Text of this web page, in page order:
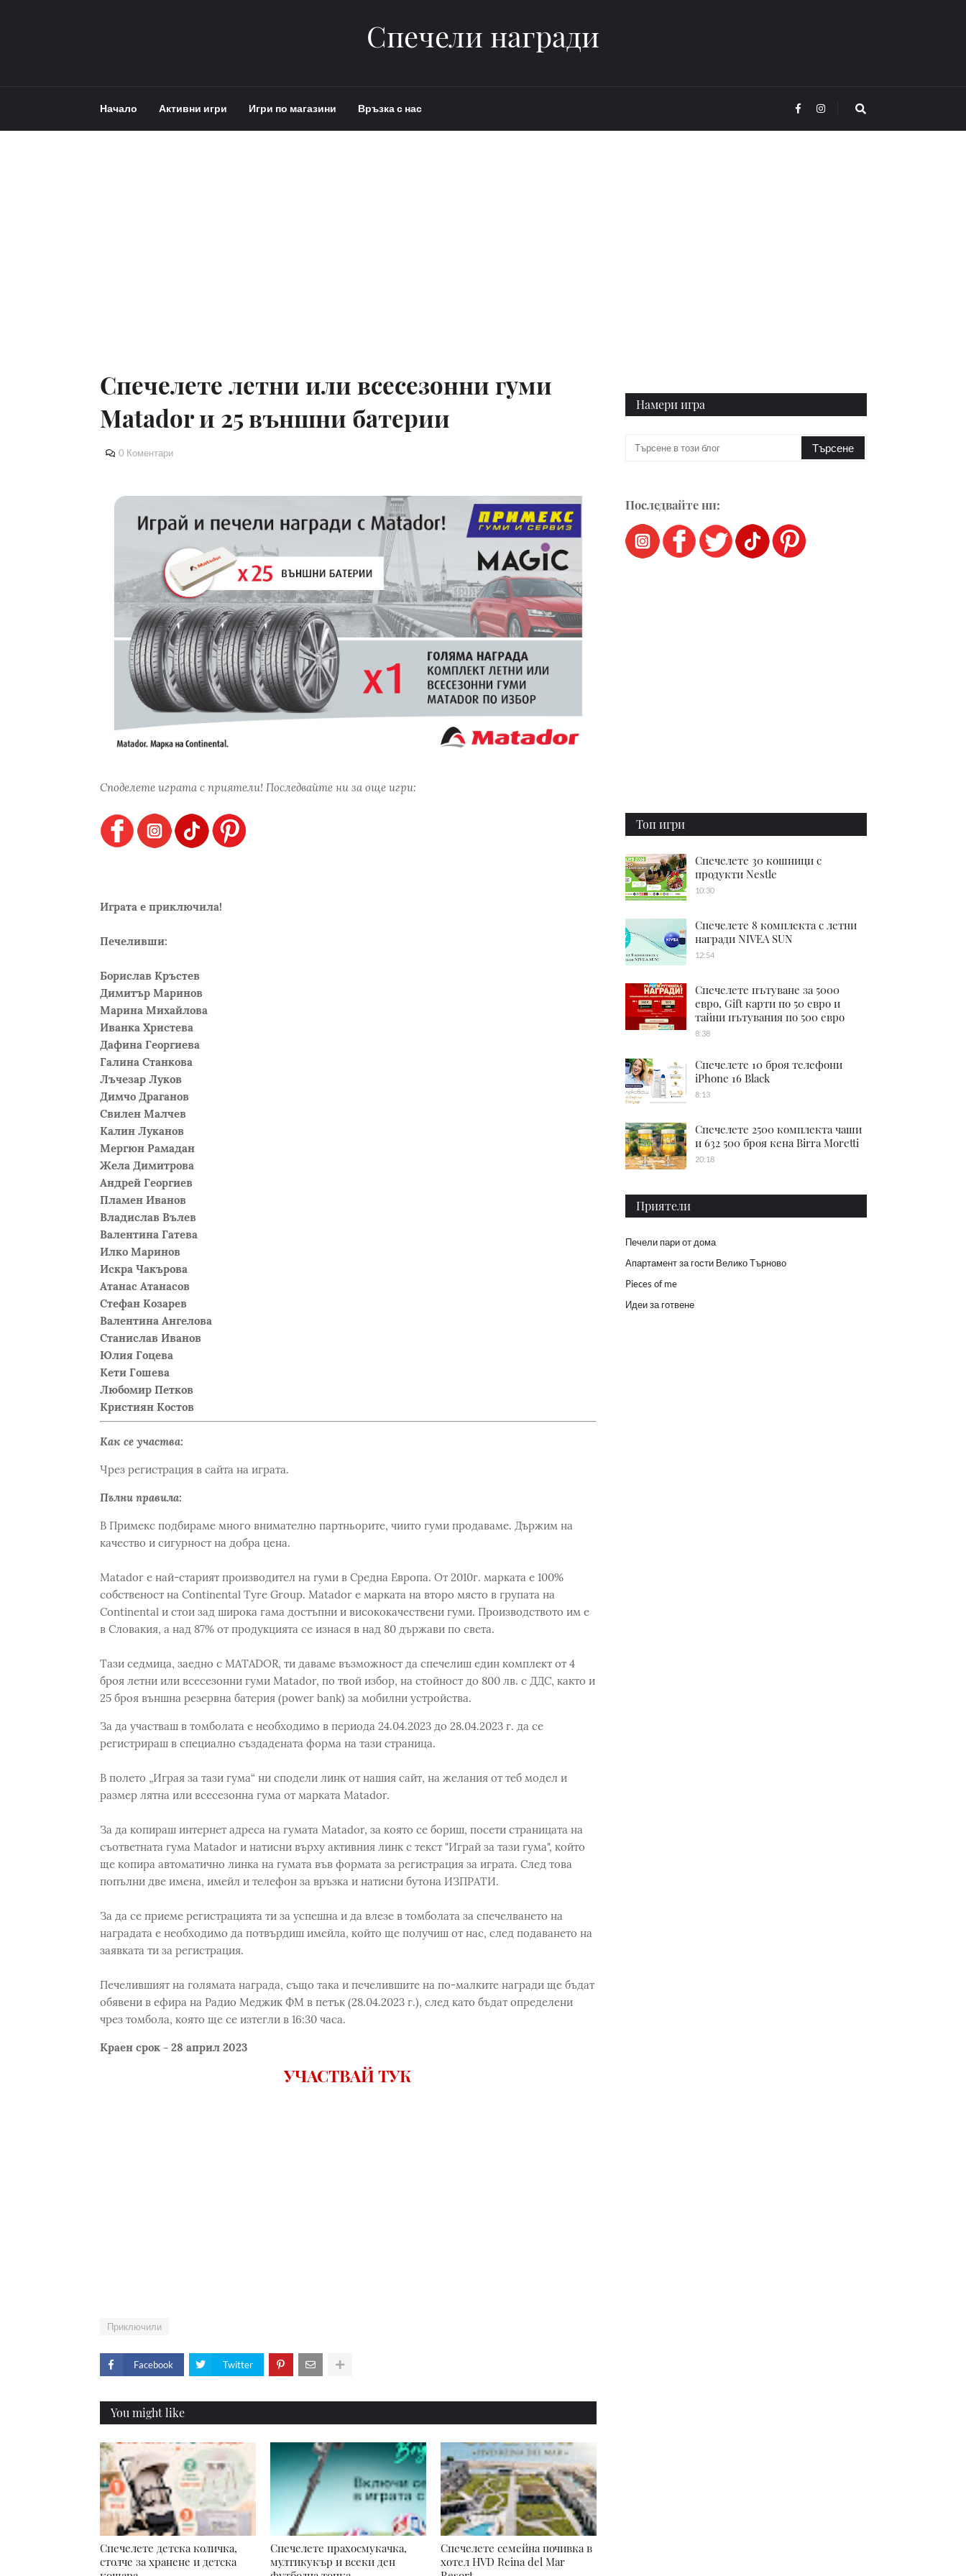
Спечели награди
Начало Активни игри Игри по магазини Връзка с нас
Спечелете летни или всесезонни гуми
Matador и 25 външни батерии
0 Коментари
Споделете играта с приятели! Последвайте ни за още игри:
Играта е приключила!
Печеливши:
Борислав Кръстев
Димитър Маринов
Марина Михайлова
Иванка Христева
Дафина Георгиева
Галина Станкова
Лъчезар Луков
Димчо Драганов
Свилен Малчев
Калин Луканов
Мергюн Рамадан
Жела Димитрова
Андрей Георгиев
Пламен Иванов
Владислав Вълев
Валентина Гатева
Илко Маринов
Искра Чакърова
Атанас Атанасов
Стефан Козарев
Валентина Ангелова
Станислав Иванов
Юлия Гоцева
Кети Гошева
Любомир Петков
Кристиян Костов
Как се участва:
Чрез регистрация в сайта на играта.
Пълни правила:
В Примекс подбираме много внимателно партньорите, чиито гуми продаваме. Държим на
качество и сигурност на добра цена.
Matador е най-старият производител на гуми в Средна Европа. От 2010г. марката e 100%
собственост на Continental Tyre Group. Matador е марката на второ място в групата на
Continental и стои зад широка гама достъпни и висококачествени гуми. Производството им е
в Словакия, а над 87% от продукцията се изнася в над 80 държави по света.
Тази седмица, заедно с MATADOR, ти даваме възможност да спечелиш един комплект от 4
броя летни или всесезонни гуми Matador, по твой избор, на стойност до 800 лв. с ДДС, както и
25 броя външна резервна батерия (power bank) за мобилни устройства.
За да участваш в томболата е необходимо в периода 24.04.2023 до 28.04.2023 г. да се
регистрираш в специално създадената форма на тази страница.
В полето „Играя за тази гума“ ни сподели линк от нашия сайт, на желания от теб модел и
размер лятна или всесезонна гума от марката Matador.
За да копираш интернет адреса на гумата Matador, за която се бориш, посети страницата на
съответната гума Matador и натисни върху активния линк с текст "Играй за тази гума", който
ще копира автоматично линка на гумата във формата за регистрация за играта. След това
попълни две имена, имейл и телефон за връзка и натисни бутона ИЗПРАТИ.
За да се приеме регистрацията ти за успешна и да влезе в томболата за спечелването на
наградата е необходимо да потвърдиш имейла, който ще получиш от нас, след подаването на
заявката ти за регистрация.
Печелившият на голямата награда, също така и печелившите на по-малките награди ще бъдат
обявени в ефира на Радио Меджик ФМ в петък (28.04.2023 г.), след като бъдат определени
чрез томбола, която ще се изтегли в 16:30 часа.
Краен срок - 28 април 2023
УЧАСТВАЙ ТУК
Приключили
Facebook Twitter
You might like
Спечелете детска количка,
столче за хранене и детска
Спечелете прахосмукачка,
мултикукър и всеки ден
Спечелете семейна почивка в
хотел HVD Reina del Mar
Намери игра
Последвайте ни:
Топ игри
Спечелете 30 кошници с
продукти Nestle
10:30
Спечелете 8 комплекта с летни
награди NIVEA SUN
12:54
Спечелете пътуване за 5000
евро, Gift карти по 50 евро и
тайни пътувания по 500 евро
8:38
Спечелете 10 броя телефони
iPhone 16 Black
8:13
Спечелете 2500 комплекта чаши
и 632 500 броя кена Birra Moretti
20:18
Приятели
Печели пари от дома
Апартамент за гости Велико Търново
Pieces of me
Идеи за готвене